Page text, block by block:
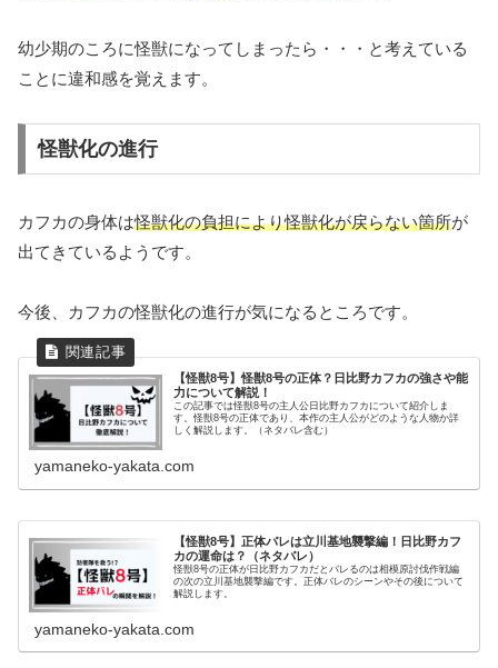
幼少期のころに怪獣になってしまったら・・・と考えている
ことに違和感を覚えます。
怪獣化の進行
カフカの身体は怪獣化の負担により怪獣化が戻らない箇所が
出てきているようです。
今後、カフカの怪獣化の進行が気になるところです。
【怪獣8号】怪獣8号の正体？日比野カフカの強さや能
力について解説！
この記事では怪獣8号の主人公日比野カフカについて紹介しま
す。怪獣8号の正体であり、本作の主人公がどのような人物か詳
しく解説します。（ネタバレ含む）
yamaneko-yakata.com
【怪獣8号】正体バレは立川基地襲撃編！日比野カフ
カの運命は？（ネタバレ）
怪獣8号の正体が日比野カフカだとバレるのは相模原討伐作戦編
の次の立川基地襲撃編です。正体バレのシーンやその後について
解説します。
yamaneko-yakata.com